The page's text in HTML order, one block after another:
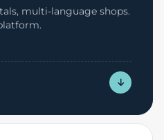
multi-language shops.